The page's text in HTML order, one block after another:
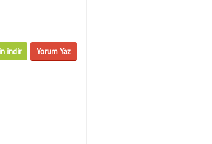
Yorum Yaz
indir